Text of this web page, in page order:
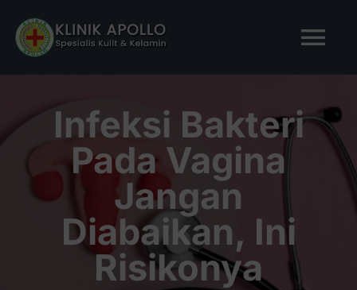
content
TENTANG KAMI
LAYANAN KAMI
Infeksi Bakteri
Pada Vagina
Jangan
Diabaikan, Ini
Risikonya